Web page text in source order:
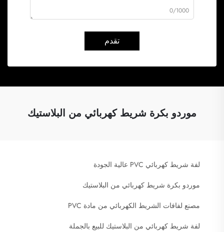
0/1000
تقدم
موردو بكرة شريط كهربائي من البلاستيك
لفة شريط كهربائي PVC عالية الجودة
موردو بكرة شريط كهربائي من البلاستيك
مصنع لفافات الشريط الكهربائي من مادة PVC
لفة شريط كهربائي من البلاستيك للبيع بالجملة